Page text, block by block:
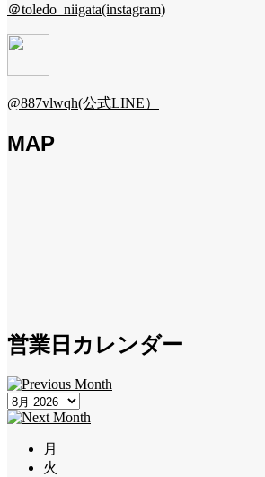
＠toledo_niigata(instagram)
@887vlwqh(公式LINE）
MAP
営業日カレンダー
月
火